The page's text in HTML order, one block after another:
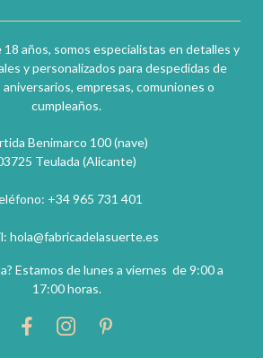
18 años, somos especialistas en detalles y
y personalizados para despedidas de
empresas, comuniones o
cumpleaños.
Benimarco 100 (nave)
Teulada (Alicante)
+34 965 731 401
hola@fabricadelasuerte.es
Estamos de lunes a viernes de 9:00 a
17:00 horas.